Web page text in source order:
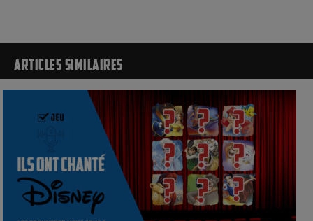
ARTICLES SIMILAIRES